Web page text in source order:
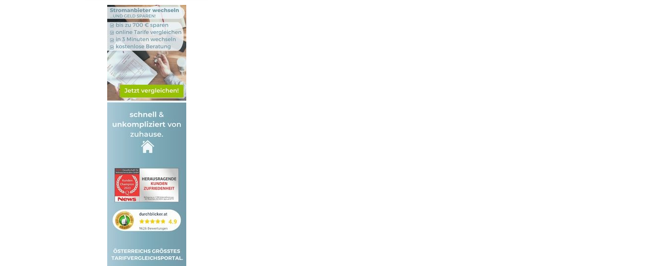
1140 Penzing
1150 Rudolfsheim-Fünfhaus
1160 Ottakring
1170 Hernals
1180 Währing
1190 Döbling
1200 Brigittenau
1210 Floridsdorf
1220 Donaustadt
1230 Liesing